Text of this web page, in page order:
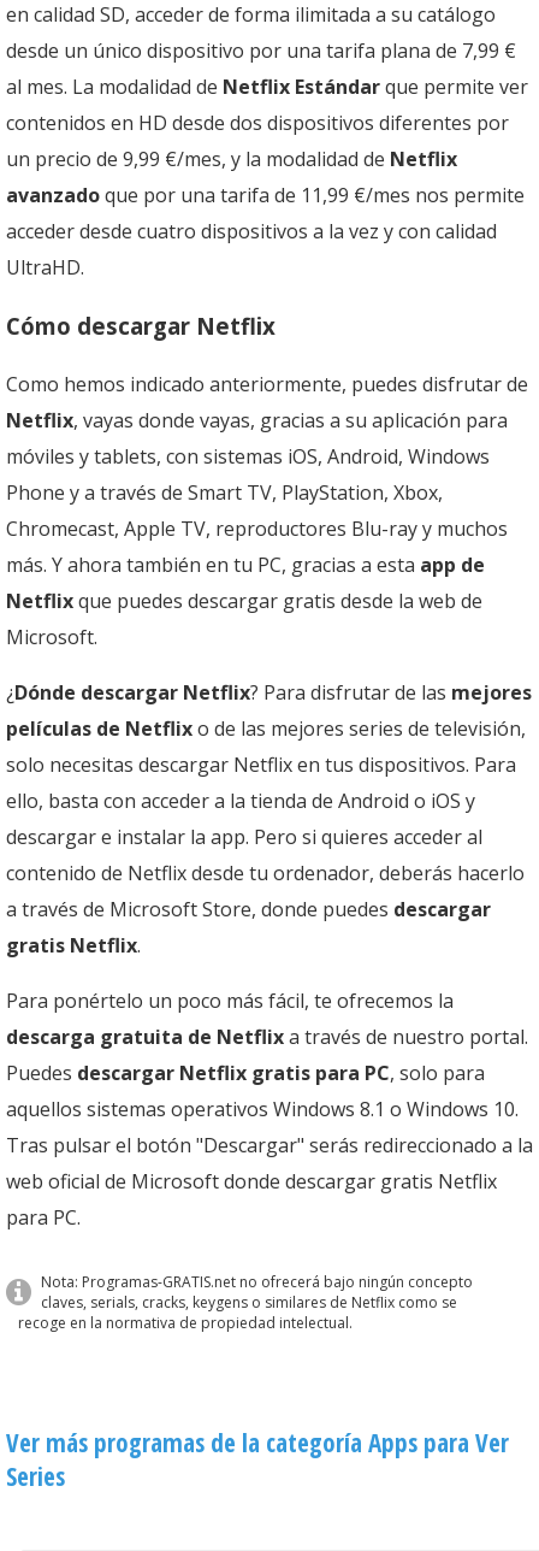
en calidad SD, acceder de forma ilimitada a su catálogo
desde un único dispositivo por una tarifa plana de 7,99 €
al mes. La modalidad de Netflix Estándarque permite ver
contenidos en HD desde dos dispositivos diferentes por
un precio de 9,99 €/mes, y la modalidad de Netflix
avanzadoque por una tarifa de 11,99 €/mes nos permite
acceder desde cuatro dispositivos a la vez y con calidad
UltraHD.
Cómo descargar Netflix
Como hemos indicado anteriormente, puedes disfrutar de
Netflix, vayas donde vayas, gracias a su aplicación para
móviles y tablets, con sistemas iOS, Android, Windows
Phone y a través de Smart TV, PlayStation, Xbox,
Chromecast, Apple TV, reproductores Blu-ray y muchos
más. Y ahora también en tu PC, gracias a esta app de
Netflixque puedes descargar gratis desde la web de
Microsoft.
¿Dónde descargar Netflix? Para disfrutar de las mejores
películas de Netflixo de las mejores series de televisión,
solo necesitas descargar Netflix en tus dispositivos. Para
ello, basta con acceder a la tienda de Android o iOS y
descargar e instalar la app. Pero si quieres acceder al
contenido de Netflix desde tu ordenador, deberás hacerlo
a través de Microsoft Store, donde puedes descargar
gratis Netflix.
Para ponértelo un poco más fácil, te ofrecemos la
descarga gratuita de Netflixa través de nuestro portal.
Puedes descargar Netflix gratis para PC, solo para
aquellos sistemas operativos Windows 8.1 o Windows 10.
Tras pulsar el botón "Descargar" serás redireccionado a la
web oficial de Microsoft donde descargar gratis Netflix
para PC.
Nota: Programas-GRATIS.net no ofrecerá bajo ningún concepto
claves, serials, cracks, keygens o similares de Netflix como se
recoge en la normativa de propiedad intelectual.
Ver más programas de la categoría Apps para Ver
Series